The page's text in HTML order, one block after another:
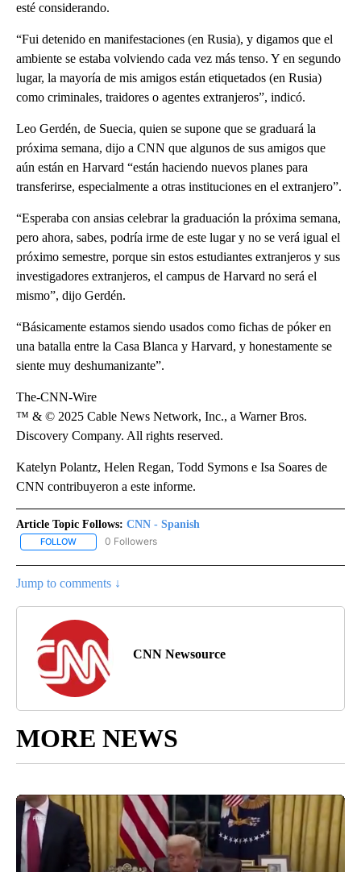
esté considerando.
“Fui detenido en manifestaciones (en Rusia), y digamos que el
ambiente se estaba volviendo cada vez más tenso. Y en segundo
lugar, la mayoría de mis amigos están etiquetados (en Rusia)
como criminales, traidores o agentes extranjeros”, indicó.
Leo Gerdén, de Suecia, quien se supone que se graduará la
próxima semana, dijo a CNN que algunos de sus amigos que
aún están en Harvard “están haciendo nuevos planes para
transferirse, especialmente a otras instituciones en el extranjero”.
“Esperaba con ansias celebrar la graduación la próxima semana,
pero ahora, sabes, podría irme de este lugar y no se verá igual el
próximo semestre, porque sin estos estudiantes extranjeros y sus
investigadores extranjeros, el campus de Harvard no será el
mismo”, dijo Gerdén.
“Básicamente estamos siendo usados como fichas de póker en
una batalla entre la Casa Blanca y Harvard, y honestamente se
siente muy deshumanizante”.
The-CNN-Wire
™ & © 2025 Cable News Network, Inc., a Warner Bros.
Discovery Company. All rights reserved.
Katelyn Polantz, Helen Regan, Todd Symons e Isa Soares de
CNN contribuyeron a este informe.
Article Topic Follows: CNN - Spanish
FOLLOW FOLLOW "CNN - SPANISH" TO RECEIVE NOTIFICATIONS ABOUT
0 Followers
Jump to comments ↓
CNN Newsource
MORE NEWS